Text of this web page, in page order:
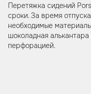
Перетяжка сидений
сроки. За время
необходимые
шоколадная
перфорацией.